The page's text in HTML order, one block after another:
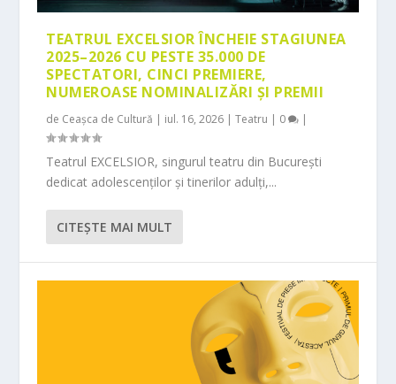
TEATRUL EXCELSIOR ÎNCHEIE STAGIUNEA
2025–2026 CU PESTE 35.000 DE
SPECTATORI, CINCI PREMIERE,
NUMEROASE NOMINALIZĂRI ȘI PREMII
de Ceașca de Cultură | iul. 16, 2026 |Teatru | 0 |
Teatrul EXCELSIOR, singurul teatru din București
dedicat adolescenților și tinerilor adulți,...
CITEŞTE MAI MULT